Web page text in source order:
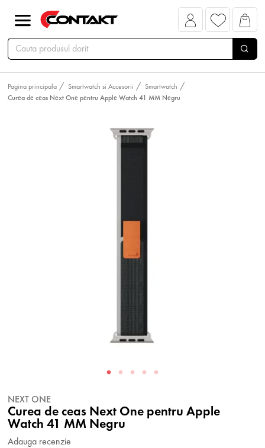
Pagina principala Smartwatch si Accesorii
Smartwatch
Curea de ceas Next One pentru Apple Watch 41 MM Negru
NEXT ONE
Curea de ceas Next One pentru Apple
Watch 41 MM Negru
Adauga recenzie